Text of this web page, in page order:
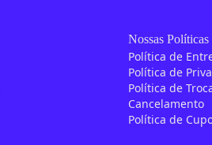
Nossas Políticas
Política de
Política de
Política de
Cancelamento
Política de